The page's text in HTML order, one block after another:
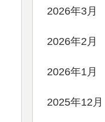
2026年3月
2026年2月
2026年1月
2025年12月